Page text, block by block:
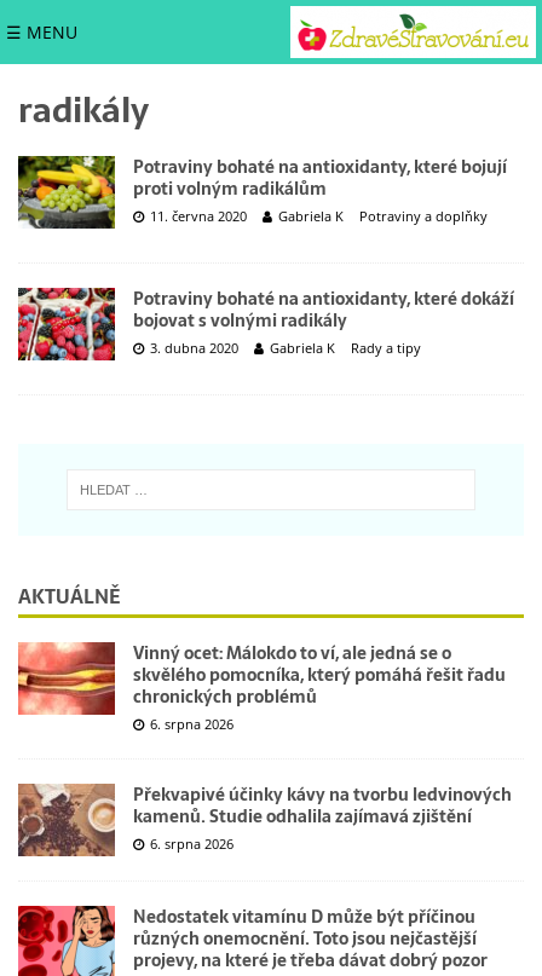
☰ MENU
radikály
Potraviny bohaté na antioxidanty, které bojují
proti volným radikálům
11. června 2020 Gabriela K Potraviny a doplňky
Potraviny bohaté na antioxidanty, které dokáží
bojovat s volnými radikály
3. dubna 2020 Gabriela K Rady a tipy
AKTUÁLNĚ
Vinný ocet: Málokdo to ví, ale jedná se o
skvělého pomocníka, který pomáhá řešit řadu
chronických problémů
6. srpna 2026
Překvapivé účinky kávy na tvorbu ledvinových
kamenů. Studie odhalila zajímavá zjištění
6. srpna 2026
Nedostatek vitamínu D může být příčinou
různých onemocnění. Toto jsou nejčastější
projevy, na které je třeba dávat dobrý pozor